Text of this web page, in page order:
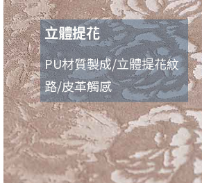
立體提花
PU材質製成/立體提花紋
路/皮革觸感